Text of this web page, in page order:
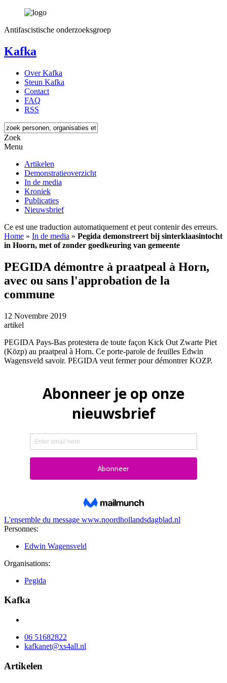
Antifascistische onderzoeksgroep
Kafka
Over Kafka
Steun Kafka
Contact
FAQ
RSS
Zoek
Menu
Artikelen
Demonstratieoverzicht
In de media
Kroniek
Publicaties
Nieuwsbrief
Ce est une traduction automatiquement et peut contenir des erreurs.
Home » In de media » Pegida demonstreert bij sinterklaasintocht
in Hoorn, met of zonder goedkeuring van gemeente
PEGIDA démontre à praatpeal à Horn,
avec ou sans l'approbation de la
commune
12 Novembre 2019
artikel
PEGIDA Pays-Bas protestera de toute façon Kick Out Zwarte Piet
(Közp) au praatpeal à Horn. Ce porte-parole de feuilles Edwin
Wagensveld savoir. PEGIDA veut fermer pour démontrer KOZP.
L'ensemble du message www.noordhollandsdagblad.nl
Personnes:
Edwin Wagensveld
Organisations:
Pegida
Kafka
06 51682822
kafkanet@xs4all.nl
Artikelen